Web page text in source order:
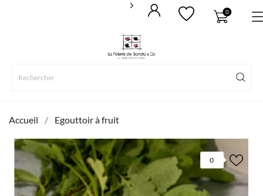
0
Accueil Egouttoir à fruit
0